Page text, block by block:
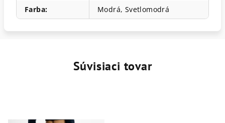
Farba: Modrá, Svetlomodrá
Súvisiaci tovar